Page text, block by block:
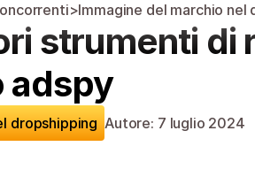
>Immagine del marchio nel
strumenti di
adspy
dropshipping Autore: 7 luglio 2024